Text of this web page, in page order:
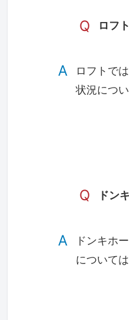
Q ロフ
A
ロフトで
状況につ
Q ドン
A
ドンキホ
について